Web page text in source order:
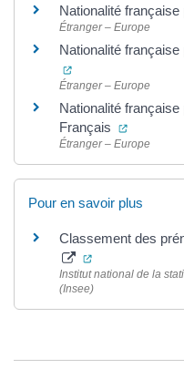
Nationalité française
Étranger – Europe
Nationalité
(ouverture dans un
Étranger – Europe
Nationalité
Français
Étranger – Europe
Pour en savoir plus
Classement des
(ouverture
Institut national de la
(Insee)